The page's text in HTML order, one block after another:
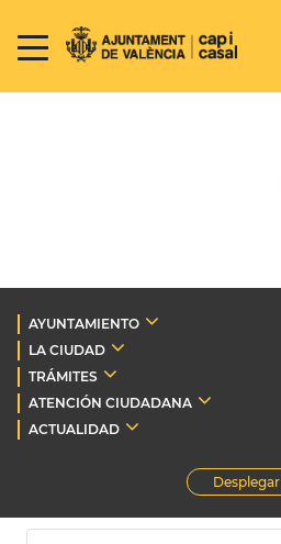
AYUNTAMIENTO
LA CIUDAD
TRÁMITES
ATENCIÓN CIUDADANA
ACTUALIDAD
Desplegar